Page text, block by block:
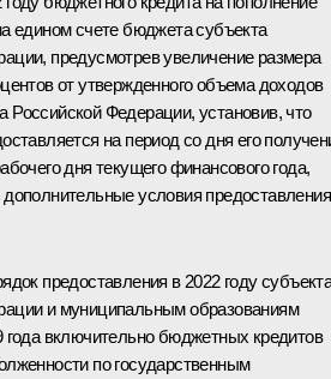
едином счете бюджета субъекта
предусмотрев увеличение размера
от утвержденного объема доходов
Российской Федерации, установив, что
на период со дня его
дня текущего финансового года,
условия предоставления
предоставления в 2022 году
и муниципальным образованиям
года включительно бюджетных кредитов
по государственным